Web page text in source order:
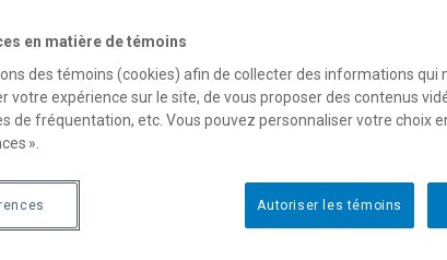
en matière de témoins
des témoins (cookies) afin de collecter des informations
votre expérience sur le site, de vous proposer des contenus
de fréquentation, etc. Vous pouvez personnaliser votre choix
».
Autoriser les témoins